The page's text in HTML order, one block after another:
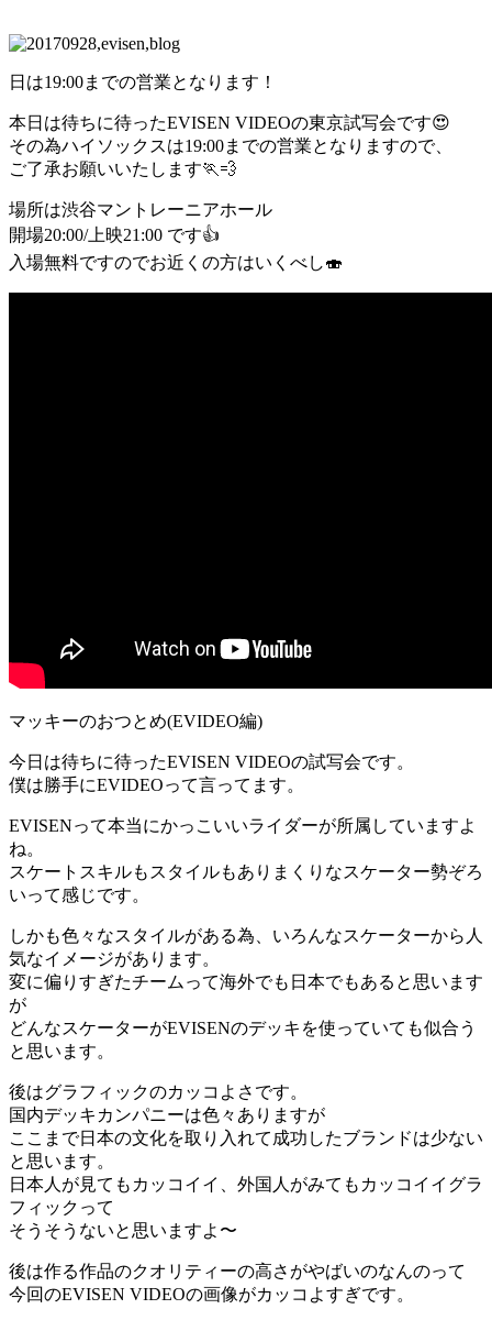
日は19:00までの営業となります！
本日は待ちに待ったEVISEN VIDEOの東京試写会です😍
その為ハイソックスは19:00までの営業となりますので、
ご了承お願いいたします🏃💨
場所は渋谷マントレーニアホール
開場20:00/上映21:00 です👍
入場無料ですのでお近くの方はいくべし🍣
マッキーのおつとめ(EVIDEO編)
今日は待ちに待ったEVISEN VIDEOの試写会です。
僕は勝手にEVIDEOって言ってます。
EVISENって本当にかっこいいライダーが所属していますよ
ね。
スケートスキルもスタイルもありまくりなスケーター勢ぞろ
いって感じです。
しかも色々なスタイルがある為、いろんなスケーターから人
気なイメージがあります。
変に偏りすぎたチームって海外でも日本でもあると思います
が
どんなスケーターがEVISENのデッキを使っていても似合う
と思います。
後はグラフィックのカッコよさです。
国内デッキカンパニーは色々ありますが
ここまで日本の文化を取り入れて成功したブランドは少ない
と思います。
日本人が見てもカッコイイ、外国人がみてもカッコイイグラ
フィックって
そうそうないと思いますよ〜
後は作る作品のクオリティーの高さがやばいのなんのって
今回のEVISEN VIDEOの画像がカッコよすぎです。